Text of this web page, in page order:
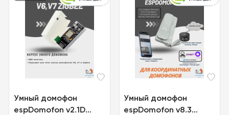
Умный домофон
espDomofon v2.1D
Умный домофон
espDomofon v8.3